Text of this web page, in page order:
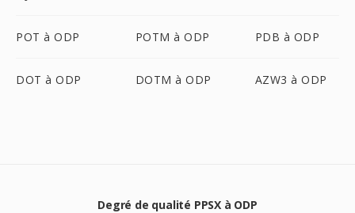
POT à ODP POTM à ODP PDB à ODP
DOT à ODP DOTM à ODP AZW3 à ODP
Degré de qualité PPSX à ODP